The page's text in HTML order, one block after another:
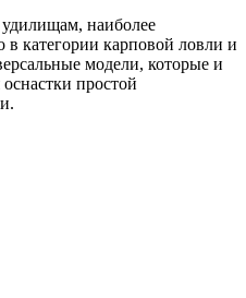
удилищам, наиболее
категории карповой ловли и
модели, которые и
простой